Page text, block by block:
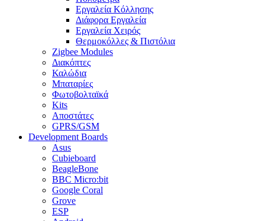
Εργαλεία Κόλλησης
Διάφορα Εργαλεία
Εργαλεία Χειρός
Θερμοκόλλες & Πιστόλια
Zigbee Modules
Διακόπτες
Καλώδια
Μπαταρίες
Φωτοβολταϊκά
Kits
Αποστάτες
GPRS/GSM
Development Boards
Asus
Cubieboard
BeagleBone
BBC Micro:bit
Google Coral
Grove
ESP